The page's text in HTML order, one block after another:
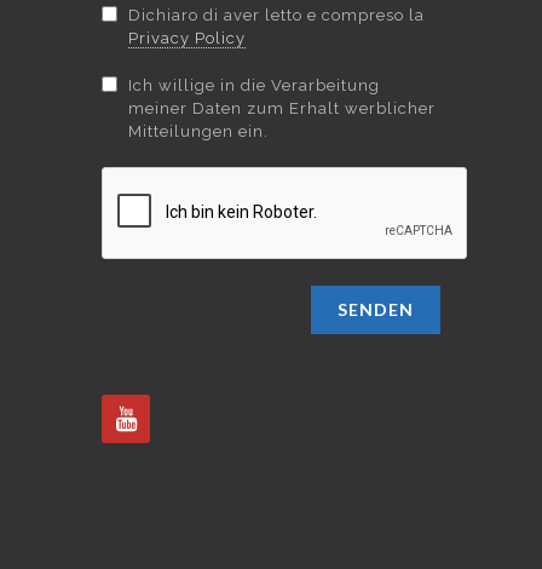
Dichiaro di aver letto e compreso la
Privacy Policy
Ich willige in die Verarbeitung
meiner Daten zum Erhalt werblicher
Mitteilungen ein.
SENDEN